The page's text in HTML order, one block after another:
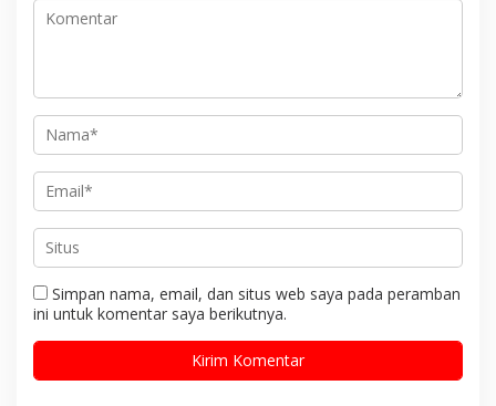
Simpan nama, email, dan situs web saya pada peramban
ini untuk komentar saya berikutnya.